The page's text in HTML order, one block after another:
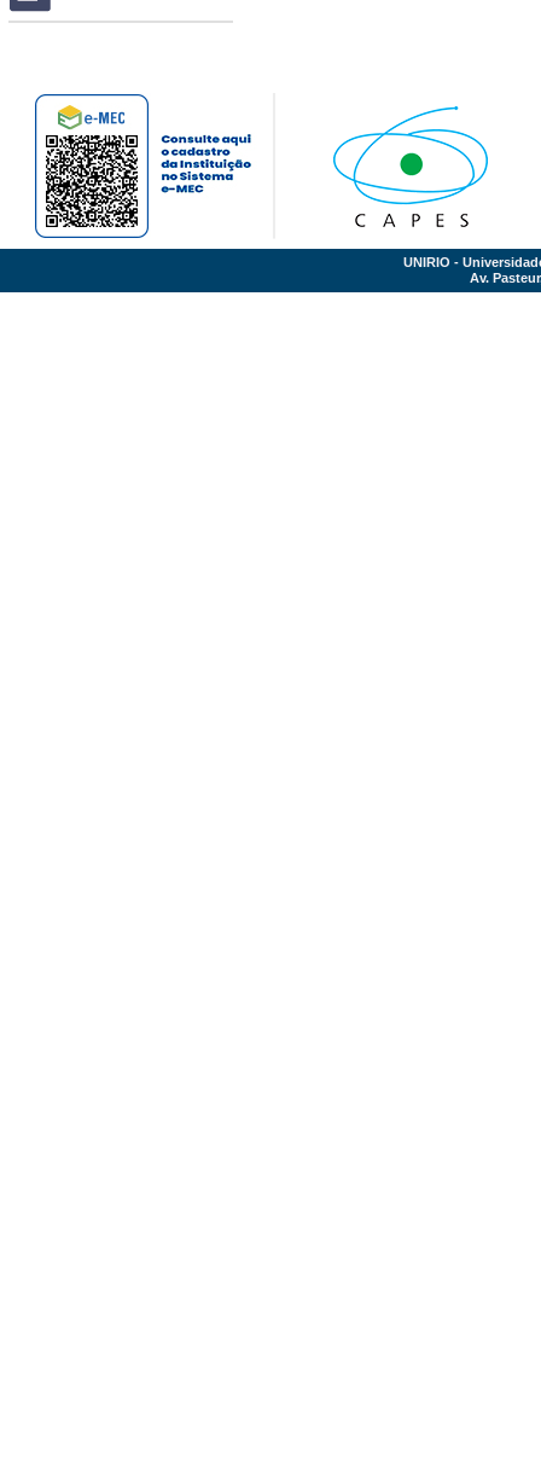
UNIRIO -
Av.